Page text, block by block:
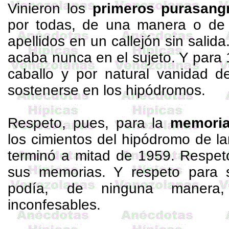
Vinieron losprimeros
por todas, de una manera o
apellidos en un callejón sin
acaba nunca en el sujeto. Y para
caballo y por natural vanidad
sostenerse en los hipódromos.
Respeto, pues, para la
los cimientos del hipódromo de
terminó a mitad de 1959.
sus memorias. Y respeto para
podía, de ninguna
inconfesables.